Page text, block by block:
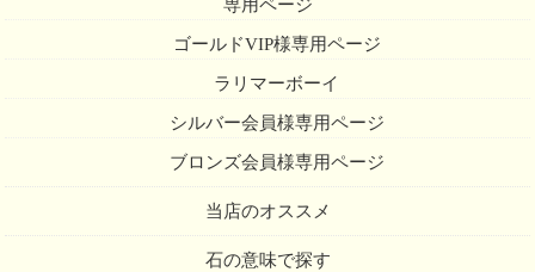
専用ページ
ゴールドVIP様専用ページ
ラリマーボーイ
シルバー会員様専用ページ
ブロンズ会員様専用ページ
当店のオススメ
石の意味で探す